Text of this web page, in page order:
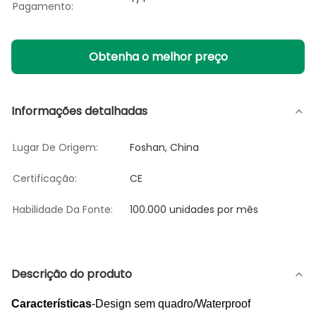
Pagamento:
Obtenha o melhor preço
Informações detalhadas
Lugar De Origem: Foshan, China
Certificação: CE
Habilidade Da Fonte: 100.000 unidades por mês
Descrição do produto
Características-Design sem quadro/Waterproof